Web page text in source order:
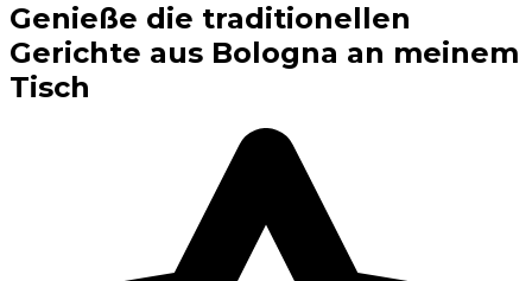
Genieße die traditionellen
Gerichte aus Bologna an meinem
Tisch